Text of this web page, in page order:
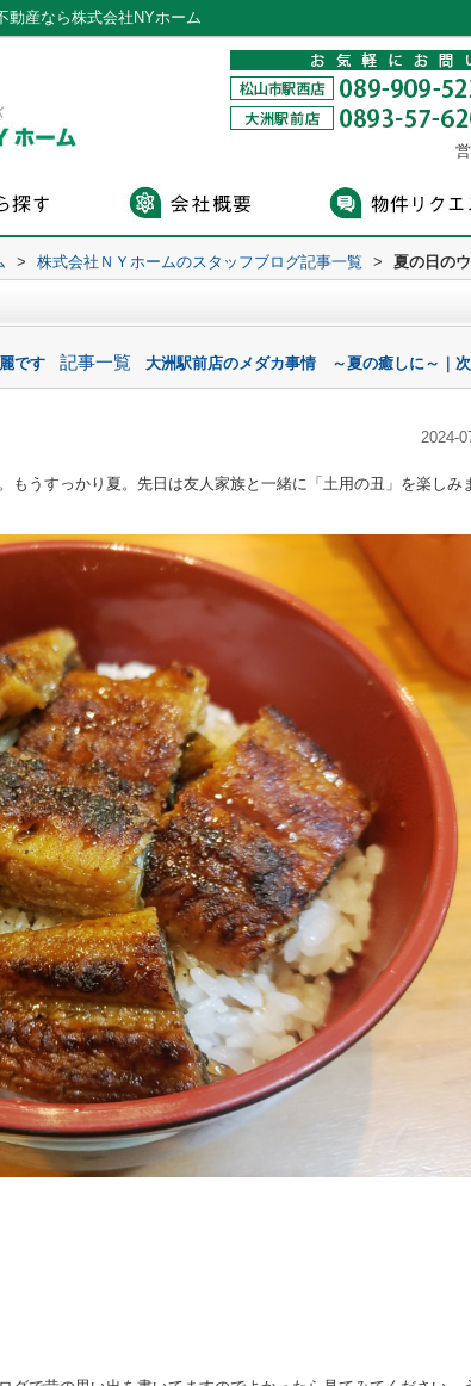
動産なら株式会社NYホーム
> 株式会社ＮＹホームのスタッフブログ記事一覧 > 夏の日の
です 記事一覧 大洲駅前店のメダカ事情 ～夏の癒しに～｜
2024-
もうすっかり夏。先日は友人家族と一緒に「土用の丑」を楽しみ